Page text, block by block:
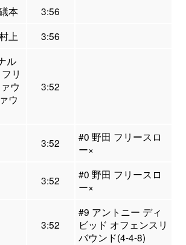
本
3:56
上
3:56
ル
リ
ウ
ウ
3:52
3:52
#0 野田 フリースロ
ー×
3:52
#0 野田 フリースロ
ー×
3:52
#9 アントニー ディ
ビッド オフェンスリ
バウンド(4-4-8)